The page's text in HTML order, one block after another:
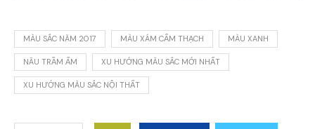
MÀU SẮC NĂM 2017 MÀU XÁM CẨM THẠCH MÀU XANH
NÂU TRẦM ẤM XU HƯỚNG MÀU SẮC MỚI NHẤT
XU HƯỚNG MÀU SẮC NỘI THẤT